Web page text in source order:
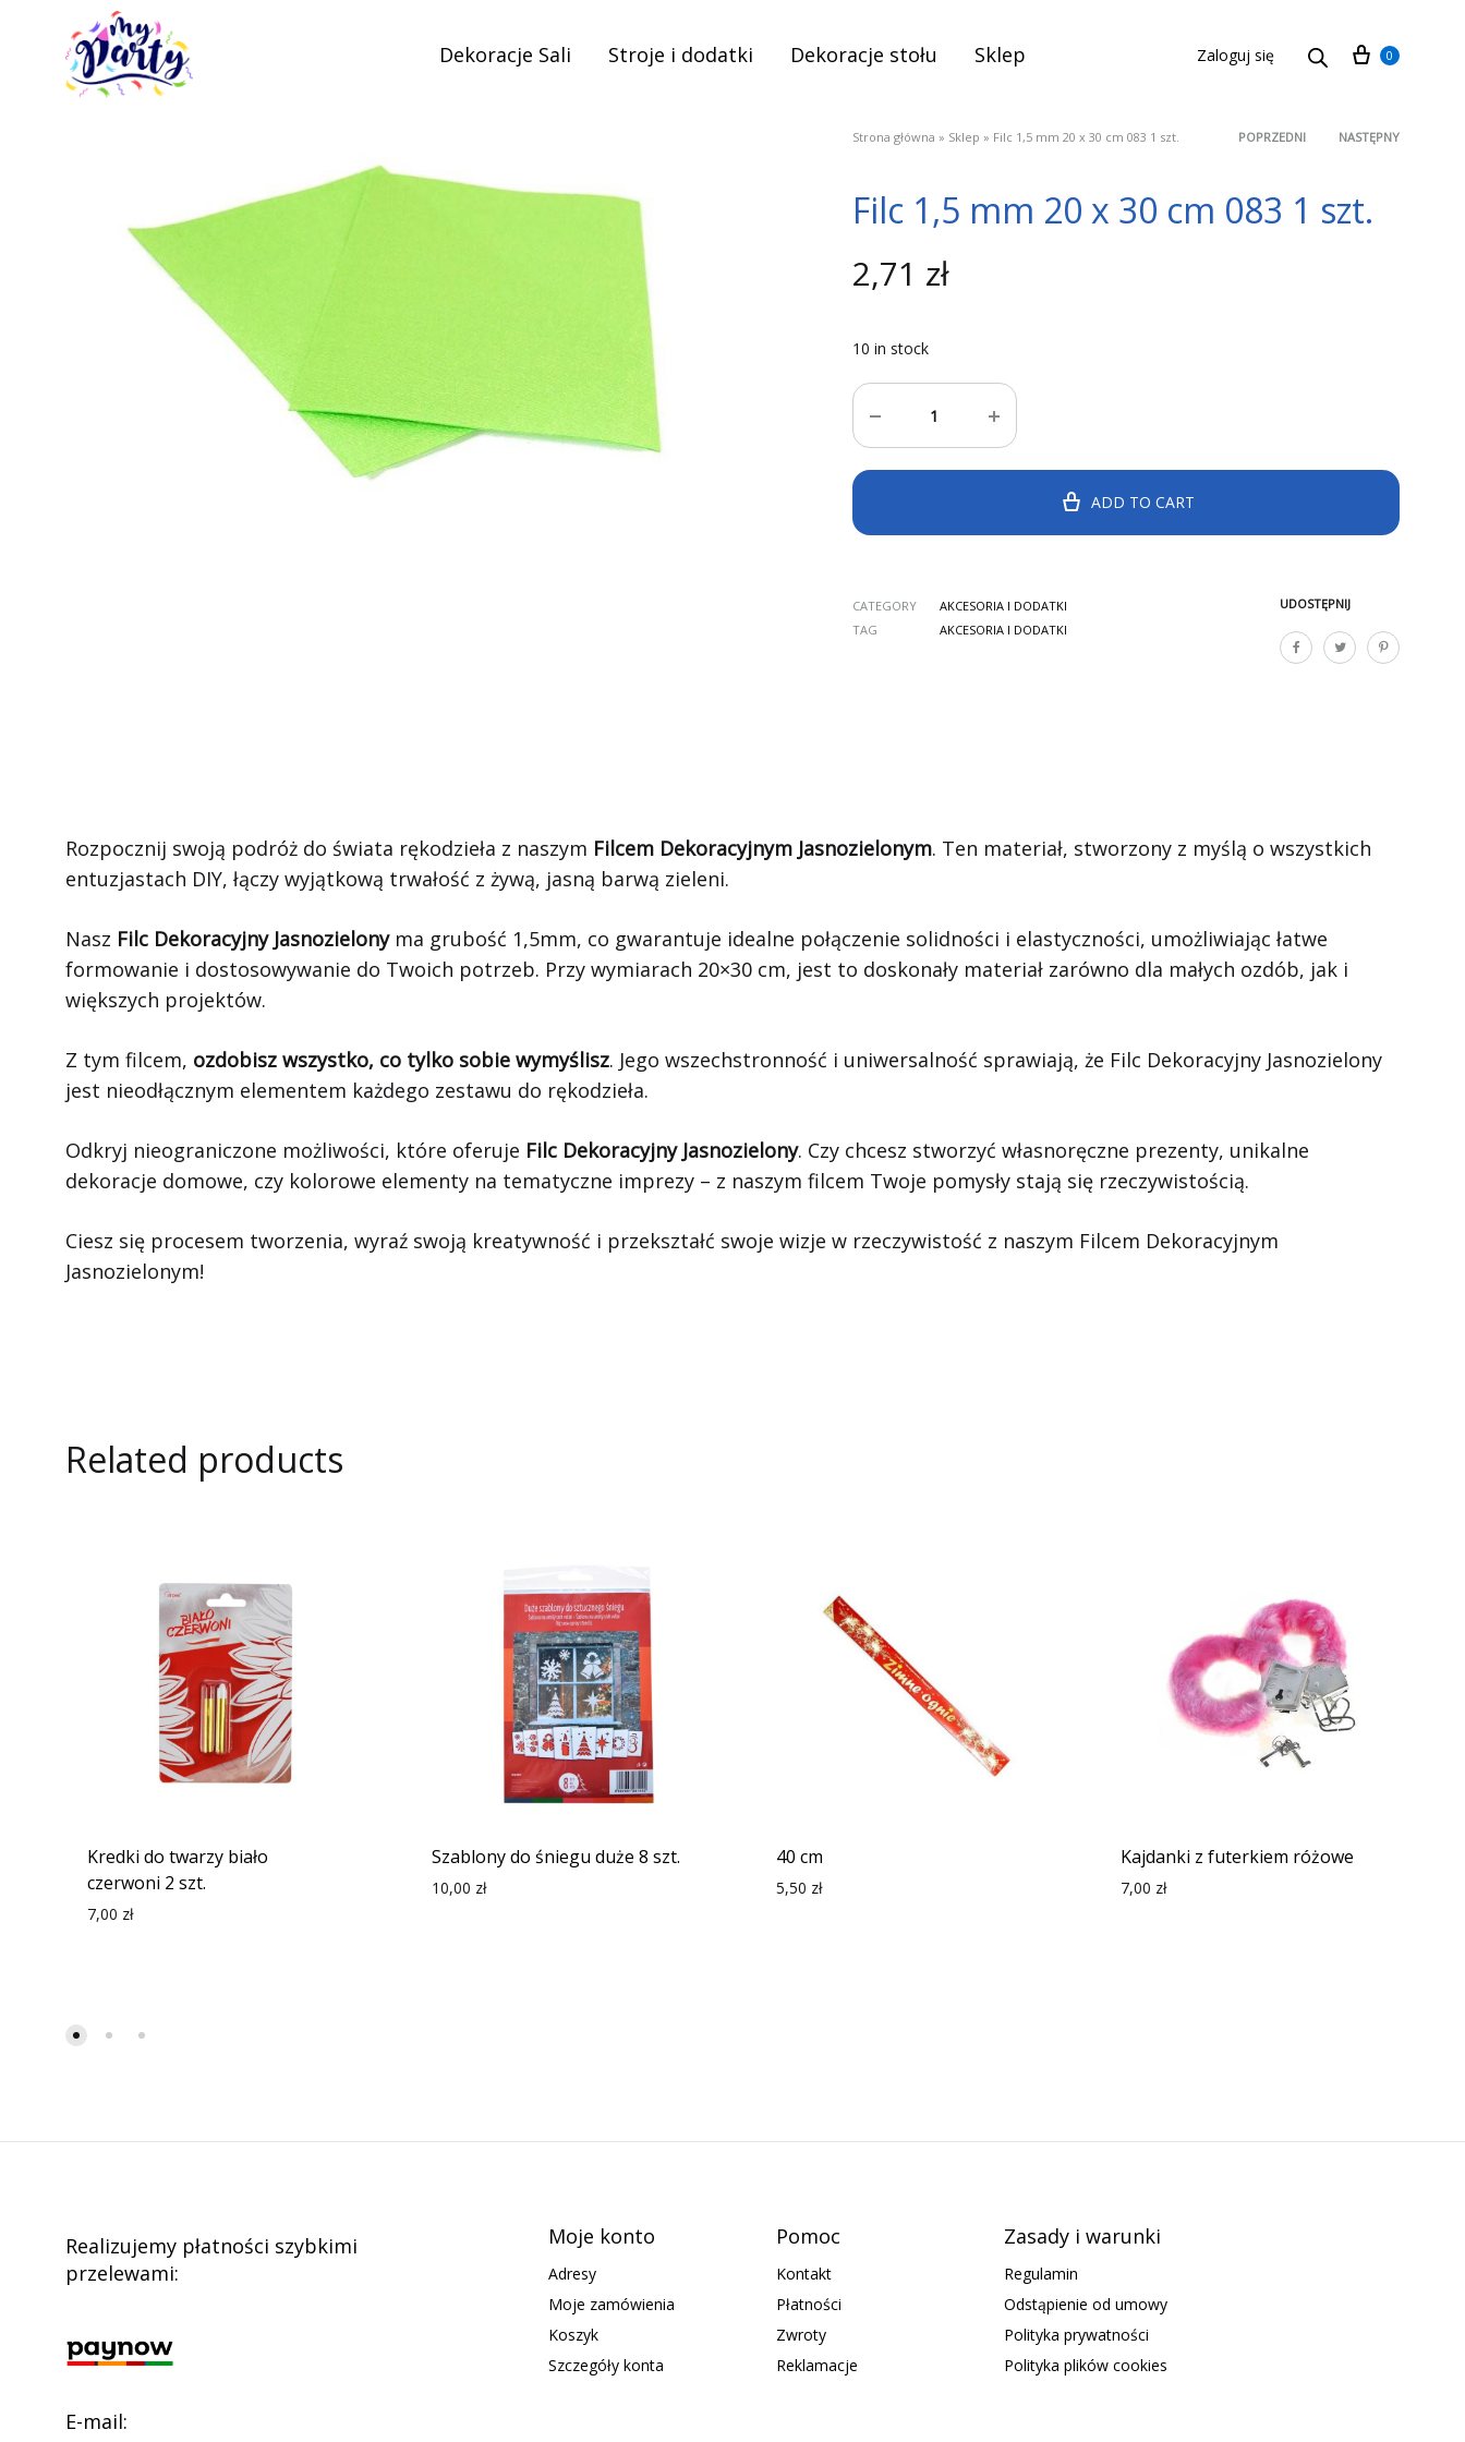
Dekoracje Sali Stroje i dodatki Dekoracje stołu Sklep Zaloguj się Cart
0
Strona główna » Sklep » Filc 1,5 mm 20 x 30 cm 083 1 szt.
Product
navigation
POPRZEDNI NASTĘPNY
Filc 1,5 mm 20 x 30 cm 083 1 szt.
2,71 zł
10 in stock
Quantity
ADD TO CART
UDOSTĘPNIJ
CATEGORY
AKCESORIA I DODATKI
TAG
AKCESORIA I DODATKI
Rozpocznij swoją podróż do świata rękodzieła z naszym Filcem Dekoracyjnym Jasnozielonym. Ten materiał, stworzony z myślą o wszystkich
entuzjastach DIY, łączy wyjątkową trwałość z żywą, jasną barwą zieleni.
Nasz Filc Dekoracyjny Jasnozielonyma grubość 1,5mm, co gwarantuje idealne połączenie solidności i elastyczności, umożliwiając łatwe
formowanie i dostosowywanie do Twoich potrzeb. Przy wymiarach 20×30 cm, jest to doskonały materiał zarówno dla małych ozdób, jak i
większych projektów.
Z tym filcem, ozdobisz wszystko, co tylko sobie wymyślisz. Jego wszechstronność i uniwersalność sprawiają, że Filc Dekoracyjny Jasnozielony
jest nieodłącznym elementem każdego zestawu do rękodzieła.
Odkryj nieograniczone możliwości, które oferuje Filc Dekoracyjny Jasnozielony. Czy chcesz stworzyć własnoręczne prezenty, unikalne
dekoracje domowe, czy kolorowe elementy na tematyczne imprezy – z naszym filcem Twoje pomysły stają się rzeczywistością.
Ciesz się procesem tworzenia, wyraź swoją kreatywność i przekształć swoje wizje w rzeczywistość z naszym Filcem Dekoracyjnym
Jasnozielonym!
Related products
Kredki do twarzy biało
czerwoni 2 szt.
7,00 zł
Szablony do śniegu duże 8 szt.
10,00 zł
40 cm
5,50 zł
Kajdanki z futerkiem różowe
7,00 zł
Realizujemy płatności szybkimi
przelewami:
E-mail:
Moje konto
Adresy
Moje zamówienia
Koszyk
Szczegóły konta
Pomoc
Kontakt
Płatności
Zwroty
Reklamacje
Zasady i warunki
Regulamin
Odstąpienie od umowy
Polityka prywatności
Polityka plików cookies